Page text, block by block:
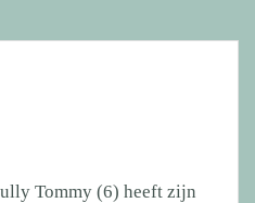
Tommy (6) heeft zijn